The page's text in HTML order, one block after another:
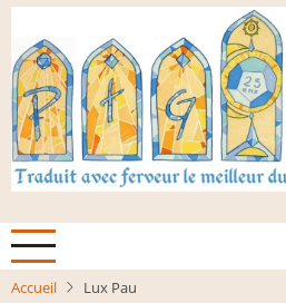
Aller
contenu
principal
Accueil Lux Pau